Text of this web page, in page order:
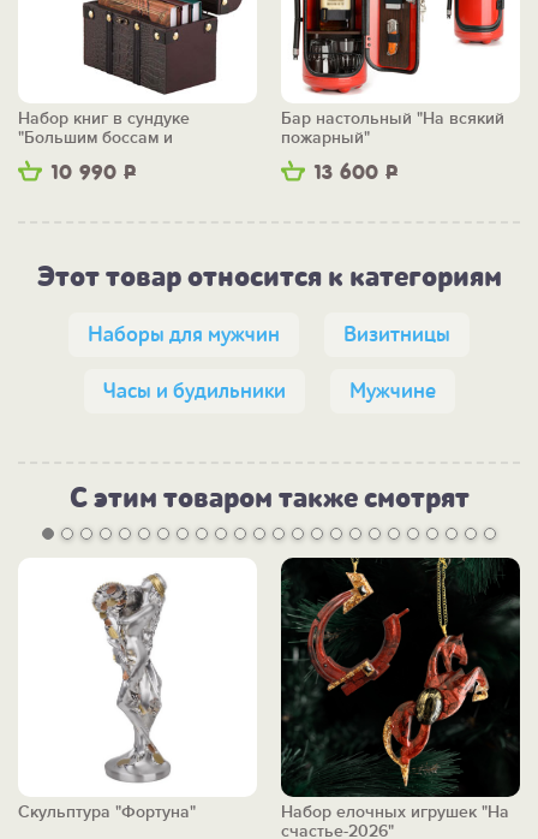
10 990 Р
Набор книг в сундуке
"Большим боссам и
маленьким"
13 600 Р
Бар настольный "На всякий
пожарный"
Этот товар относится к категориям
Наборы для мужчин Визитницы
Часы и будильники Мужчине
С этим товаром также смотрят
Скульптура "Фортуна"
Набор елочных игрушек "На
счастье-2026"